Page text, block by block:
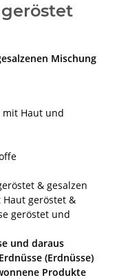
geröstet
Mischung
mit Haut und
& gesalzen
Haut geröstet &
geröstet und
und daraus
(Erdnüsse)
Produkte